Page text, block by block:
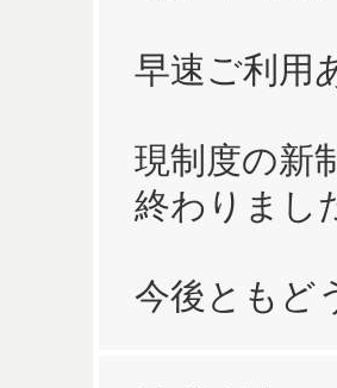
早速ご利用
現制度の新
終わりまし
今後ともど